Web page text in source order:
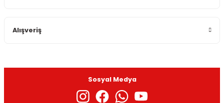
Gönder
Alışveriş
Sosyal Medya